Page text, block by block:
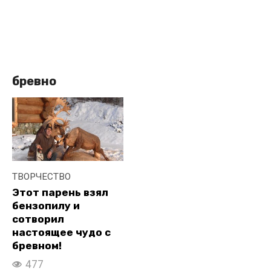
бревно
ТВОРЧЕСТВО
Этот парень взял
бензопилу и
сотворил
настоящее чудо с
бревном!
477